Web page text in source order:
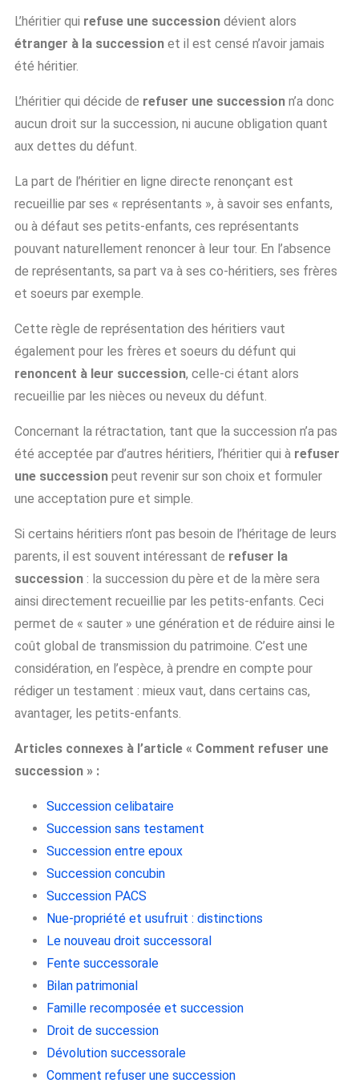
L’héritier qui refuse une succession dévient alors
étranger à la succession et il est censé n’avoir jamais
été héritier.
L’héritier qui décide de refuser une succession n’a donc
aucun droit sur la succession, ni aucune obligation quant
aux dettes du défunt.
La part de l’héritier en ligne directe renonçant est
recueillie par ses « représentants », à savoir ses enfants,
ou à défaut ses petits-enfants, ces représentants
pouvant naturellement renoncer à leur tour. En l’absence
de représentants, sa part va à ses co-héritiers, ses frères
et soeurs par exemple.
Cette règle de représentation des héritiers vaut
également pour les frères et soeurs du défunt qui
renoncent à leur succession, celle-ci étant alors
recueillie par les nièces ou neveux du défunt.
Concernant la rétractation, tant que la succession n’a pas
été acceptée par d’autres héritiers, l’héritier qui à refuser
une succession peut revenir sur son choix et formuler
une acceptation pure et simple.
Si certains héritiers n’ont pas besoin de l’héritage de leurs
parents, il est souvent intéressant de refuser la
succession : la succession du père et de la mère sera
ainsi directement recueillie par les petits-enfants. Ceci
permet de « sauter » une génération et de réduire ainsi le
coût global de transmission du patrimoine. C’est une
considération, en l’espèce, à prendre en compte pour
rédiger un testament : mieux vaut, dans certains cas,
avantager, les petits-enfants.
Articles connexes à l’article « Comment refuser une
succession » :
Succession celibataire
Succession sans testament
Succession entre epoux
Succession concubin
Succession PACS
Nue-propriété et usufruit : distinctions
Le nouveau droit successoral
Fente successorale
Bilan patrimonial
Famille recomposée et succession
Droit de succession
Dévolution successorale
Comment refuser une succession